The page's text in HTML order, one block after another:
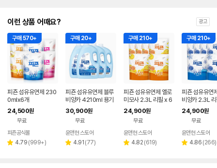
이런 상품 어때요? 광고
구매 570+
피죤 섬유유연제 230
0mlx6개
24,500원
무료
페이
피죤공식몰
별 4.79 리
(999+)
구매 20+
피죤 섬유유연제 블루
비앙카 4210ml 용기
x 4개
30,900원
무료
윤앤현 스토어
별 4.91 리
(77)
구매 210+
피죤 섬유유연제 옐로
미모사 2.3L 리필 x 6
개
24,900원
무료
윤앤현 스토어
별 4.82 리
(619)
구매 210+
피죤 섬유유연
비앙카 2.3L
개
24,900원
무료
윤앤현 스토어
별 4.86 리
(266)